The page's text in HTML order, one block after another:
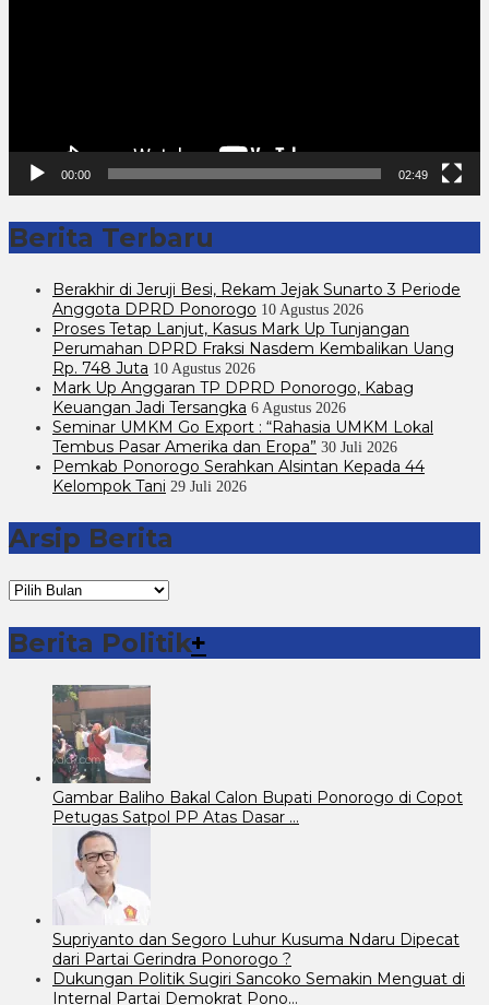
00:00 02:49
Berita Terbaru
Berakhir di Jeruji Besi, Rekam Jejak Sunarto 3 Periode
Anggota DPRD Ponorogo 10 Agustus 2026
Proses Tetap Lanjut, Kasus Mark Up Tunjangan
Perumahan DPRD Fraksi Nasdem Kembalikan Uang
Rp. 748 Juta 10 Agustus 2026
Mark Up Anggaran TP DPRD Ponorogo, Kabag
Keuangan Jadi Tersangka 6 Agustus 2026
Seminar UMKM Go Export : “Rahasia UMKM Lokal
Tembus Pasar Amerika dan Eropa” 30 Juli 2026
Pemkab Ponorogo Serahkan Alsintan Kepada 44
Kelompok Tani 29 Juli 2026
Arsip Berita
Arsip
Berita
Berita Politik+
Gambar Baliho Bakal Calon Bupati Ponorogo di Copot
Petugas Satpol PP Atas Dasar …
Supriyanto dan Segoro Luhur Kusuma Ndaru Dipecat
dari Partai Gerindra Ponorogo ?
Dukungan Politik Sugiri Sancoko Semakin Menguat di
Internal Partai Demokrat Pono…